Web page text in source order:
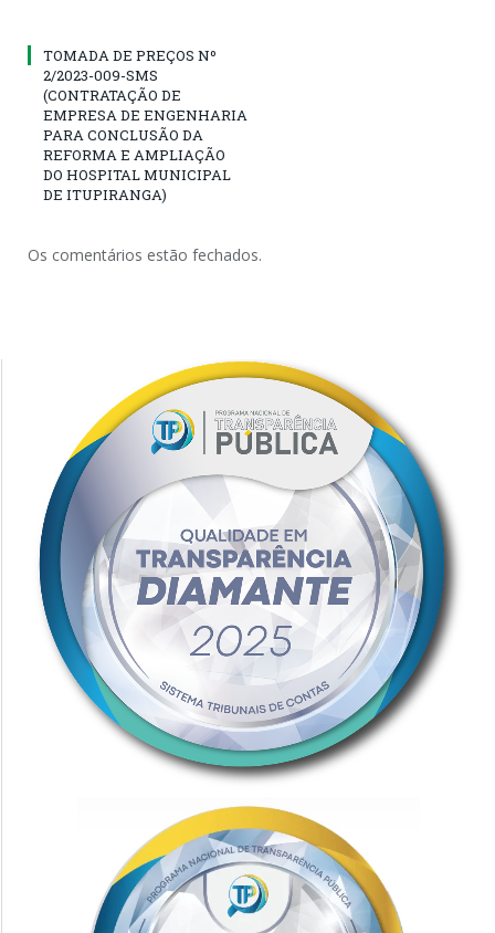
TOMADA DE PREÇOS Nº
2/2023-009-SMS
(CONTRATAÇÃO DE
EMPRESA DE ENGENHARIA
PARA CONCLUSÃO DA
REFORMA E AMPLIAÇÃO
DO HOSPITAL MUNICIPAL
DE ITUPIRANGA)
Os comentários estão fechados.